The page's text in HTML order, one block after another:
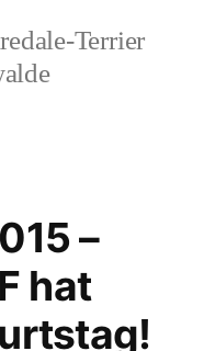
Terrier
–
hat